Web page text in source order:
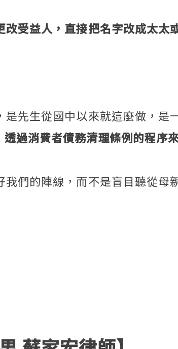
受益人，直接把名字改成太太
先生從國中以來就這麼做，是
過消費者債務清理條例的程序
們的陣線，而不是盲目聽從母